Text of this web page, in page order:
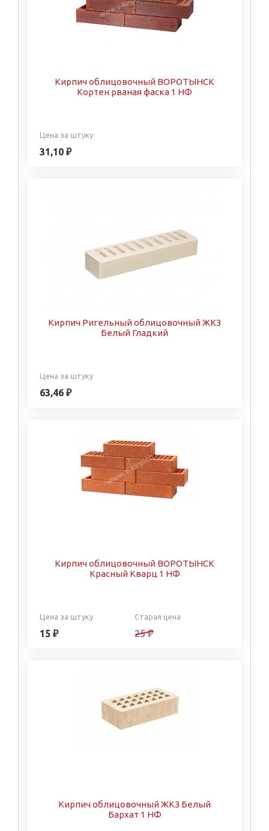
Кирпич облицовочный ВОРОТЫНСК
Кортен рваная фаска 1 НФ
Цена за штуку
31,10 ₽
Кирпич Ригельный облицовочный ЖКЗ
Белый Гладкий
Цена за штуку
63,46 ₽
Кирпич облицовочный ВОРОТЫНСК
Красный Кварц 1 НФ
Цена за штуку
15 ₽
Старая цена
25 ₽
Кирпич облицовочный ЖКЗ Белый
Бархат 1 НФ